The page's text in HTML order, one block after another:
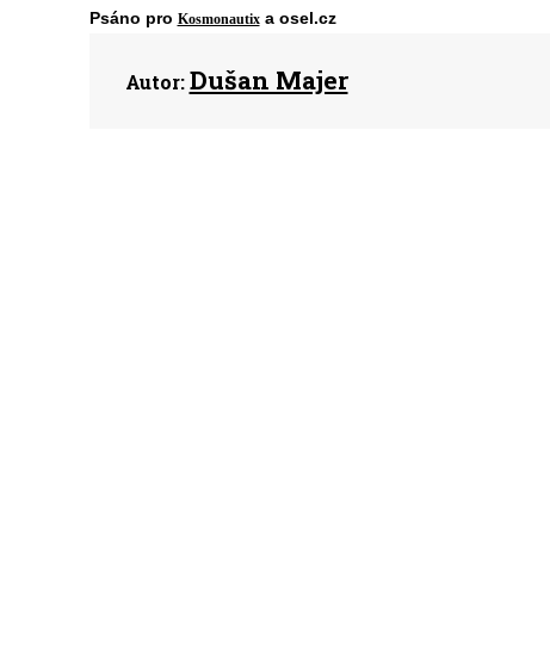
Psáno pro Kosmonautixa osel.cz
Autor: Dušan Majer